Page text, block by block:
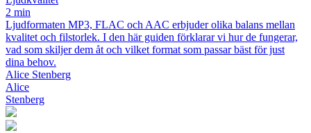
2 min
Ljudformaten MP3, FLAC och AAC erbjuder olika balans mellan
kvalitet och filstorlek. I den här guiden förklarar vi hur de fungerar,
vad som skiljer dem åt och vilket format som passar bäst för just
dina behov.
Alice Stenberg
Alice
Stenberg